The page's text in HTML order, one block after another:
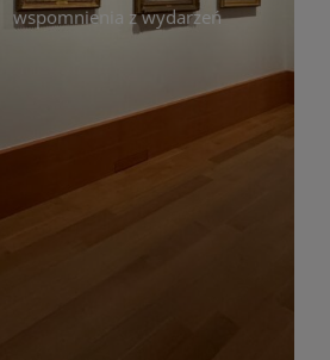
wspomnienia z wydarzeń
czytelników. Regularnie dodajemy
powrócić do wyjątkowych
momentów. Zapraszamy do
obejrzenia, wspominania i
inspirowania się!